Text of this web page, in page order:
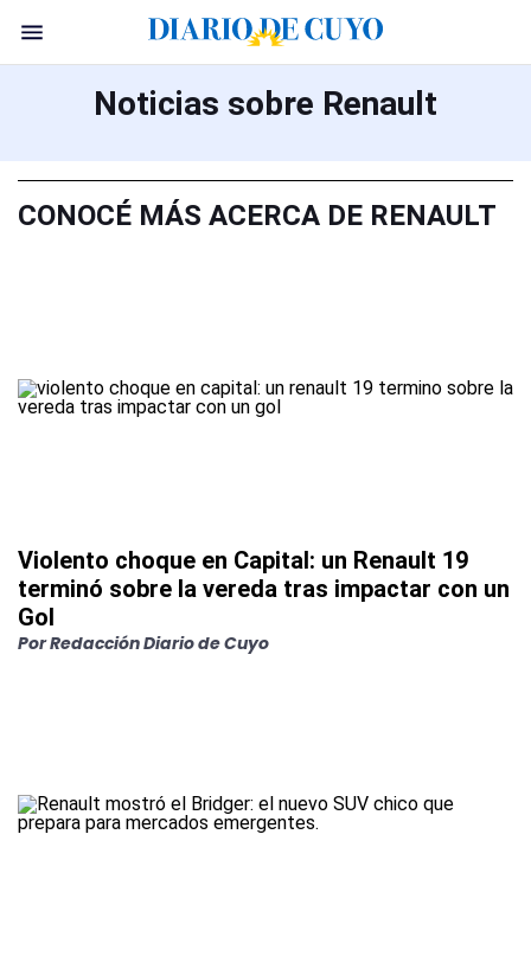
Noticias sobre Renault
CONOCÉ MÁS ACERCA DE RENAULT
Violento choque en Capital: un Renault 19
terminó sobre la vereda tras impactar con un
Gol
Por Redacción Diario de Cuyo